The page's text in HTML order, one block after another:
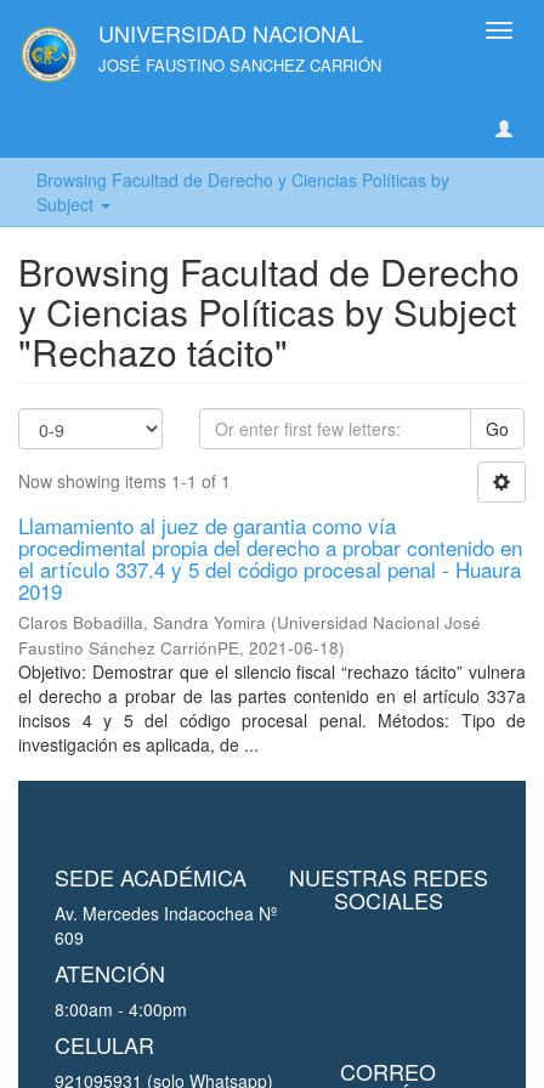
UNIVERSIDAD NACIONAL
JOSÉ FAUSTINO SANCHEZ CARRIÓN
Browsing Facultad de Derecho y Ciencias Políticas by
Subject
Browsing Facultad de Derecho
y Ciencias Políticas by Subject
"Rechazo tácito"
Go
Now showing items 1-1 of 1
Llamamiento al juez de garantia como vía
procedimental propia del derecho a probar contenido en
el artículo 337.4 y 5 del código procesal penal - Huaura
2019
Claros Bobadilla, Sandra Yomira (Universidad Nacional José
Faustino Sánchez CarriónPE, 2021-06-18)
Objetivo: Demostrar que el silencio fiscal “rechazo tácito” vulnera
el derecho a probar de las partes contenido en el artículo 337a
incisos 4 y 5 del código procesal penal. Métodos: Tipo de
investigación es aplicada, de ...
SEDE ACADÉMICA
Av. Mercedes Indacochea Nº
609
ATENCIÓN
8:00am - 4:00pm
CELULAR
921095931 (solo Whatsapp)
NUESTRAS REDES
SOCIALES
CORREO